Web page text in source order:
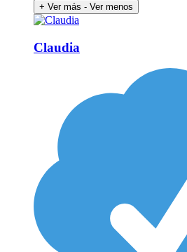
+ Ver más - Ver menos
Claudia